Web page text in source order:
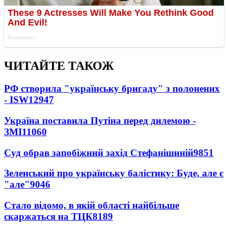
ЧИТАЙТЕ ТАКОЖ
РФ створила "українську бригаду" з полонених
- ISW12947
Україна поставила Путіна перед дилемою -
ЗМІ11060
Суд обрав запобіжний захід Стефанішиній9851
Зеленський про українську балістику: Буде, але є
"але"9046
Стало відомо, в якій області найбільше
скаржаться на ТЦК8189